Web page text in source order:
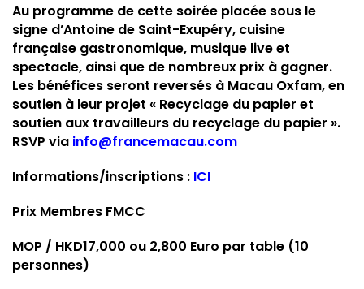
Au programme de cette soirée placée sous le
signe d’Antoine de Saint-Exupéry, cuisine
française gastronomique, musique live et
spectacle, ainsi que de nombreux prix à gagner.
Les bénéfices seront reversés à Macau Oxfam, en
soutien à leur projet « Recyclage du papier et
soutien aux travailleurs du recyclage du papier ».
RSVP via info@francemacau.com
Informations/inscriptions : ICI
Prix Membres FMCC
MOP / HKD17,000 ou 2,800 Euro par table (10
personnes)